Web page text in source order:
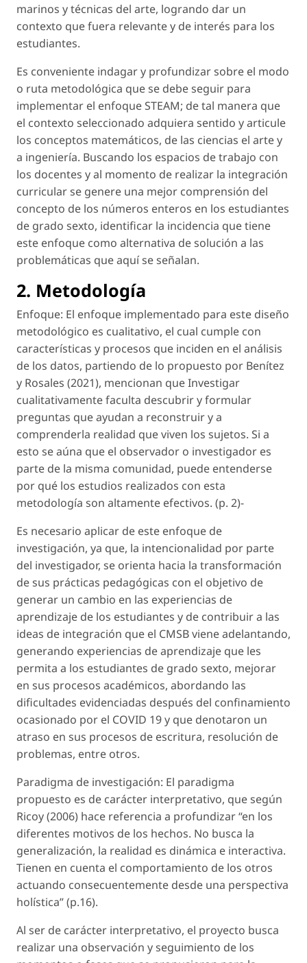
marinos y técnicas del arte, logrando dar un
contexto que fuera relevante y de interés para los
estudiantes.
Es conveniente indagar y profundizar sobre el modo
o ruta metodológica que se debe seguir para
implementar el enfoque STEAM; de tal manera que
el contexto seleccionado adquiera sentido y articule
los conceptos matemáticos, de las ciencias el arte y
a ingeniería. Buscando los espacios de trabajo con
los docentes y al momento de realizar la integración
curricular se genere una mejor comprensión del
concepto de los números enteros en los estudiantes
de grado sexto, identificar la incidencia que tiene
este enfoque como alternativa de solución a las
problemáticas que aquí se señalan.
2. Metodología
Enfoque: El enfoque implementado para este diseño
metodológico es cualitativo, el cual cumple con
características y procesos que inciden en el análisis
de los datos, partiendo de lo propuesto por Benítez
y Rosales (2021), mencionan que Investigar
cualitativamente faculta descubrir y formular
preguntas que ayudan a reconstruir y a
comprenderla realidad que viven los sujetos. Si a
esto se aúna que el observador o investigador es
parte de la misma comunidad, puede entenderse
por qué los estudios realizados con esta
metodología son altamente efectivos. (p. 2)-
Es necesario aplicar de este enfoque de
investigación, ya que, la intencionalidad por parte
del investigador, se orienta hacia la transformación
de sus prácticas pedagógicas con el objetivo de
generar un cambio en las experiencias de
aprendizaje de los estudiantes y de contribuir a las
ideas de integración que el CMSB viene adelantando,
generando experiencias de aprendizaje que les
permita a los estudiantes de grado sexto, mejorar
en sus procesos académicos, abordando las
dificultades evidenciadas después del confinamiento
ocasionado por el COVID 19 y que denotaron un
atraso en sus procesos de escritura, resolución de
problemas, entre otros.
Paradigma de investigación: El paradigma
propuesto es de carácter interpretativo, que según
Ricoy (2006) hace referencia a profundizar “en los
diferentes motivos de los hechos. No busca la
generalización, la realidad es dinámica e interactiva.
Tienen en cuenta el comportamiento de los otros
actuando consecuentemente desde una perspectiva
holística” (p.16).
Al ser de carácter interpretativo, el proyecto busca
realizar una observación y seguimiento de los